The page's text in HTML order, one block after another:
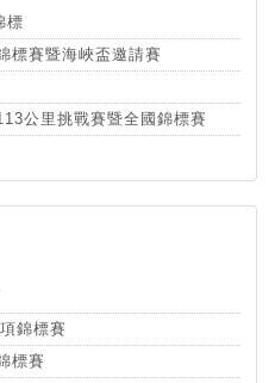
標
標賽暨海峽盃邀請賽
公里挑戰賽暨全國錦標賽
錦標賽
標賽